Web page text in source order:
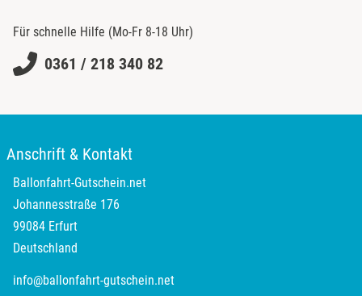
Für schnelle Hilfe (Mo-Fr 8-18 Uhr)
0361 / 218 340 82
Anschrift & Kontakt
Ballonfahrt-Gutschein.net
Johannesstraße 176
99084 Erfurt
Deutschland
info@ballonfahrt-gutschein.net
Heilbronn
Heldburg
Herzogenaurach
Herzogtum Lauenburg
Homburg
Horb am Neckar
Ibbenbüren